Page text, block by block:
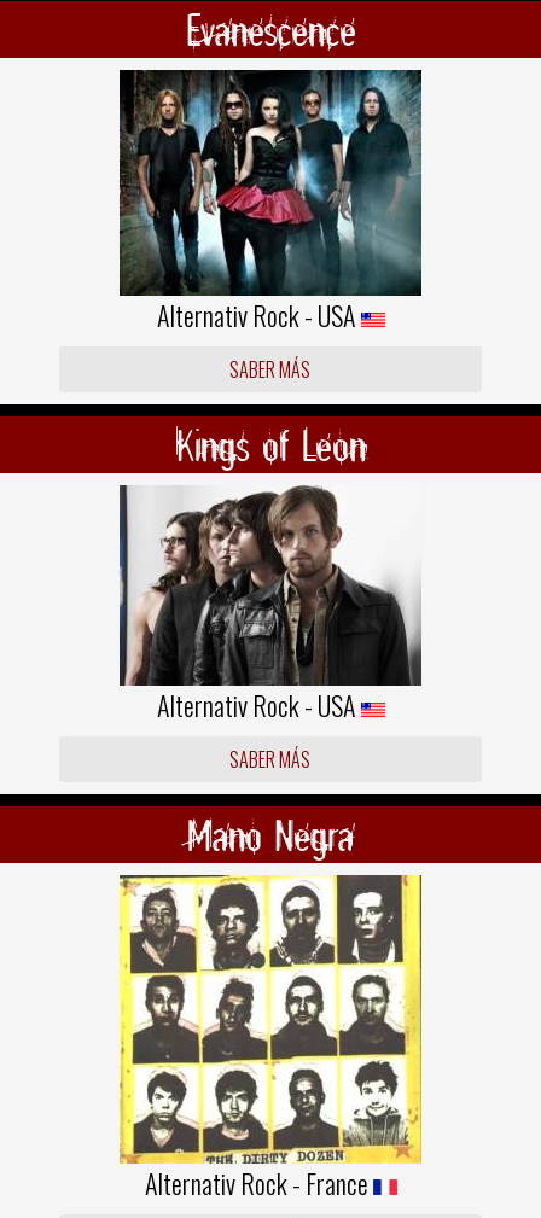
Evanescence
Alternativ Rock - USA
SABER MÁS
Kings of Leon
Alternativ Rock - USA
SABER MÁS
Mano Negra
Alternativ Rock - France